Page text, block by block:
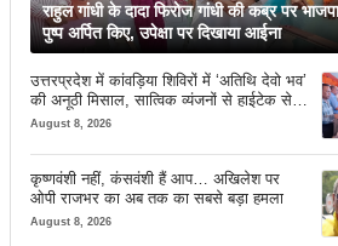
राहुल गांधी के दादा फिरोज गांधी की कब्र पर
पुष्प अर्पित किए, उपेक्षा पर दिखाया आईना
उत्तरप्रदेश में कांवड़िया शिविरों में ‘अतिथि देवो भव’
की अनूठी मिसाल, सात्विक व्यंजनों से हाईटेक सेवा
तक खास इंतजाम
August 8, 2026
कृष्णवंशी नहीं, कंसवंशी हैं आप… अखिलेश पर
ओपी राजभर का अब तक का सबसे बड़ा हमला
August 8, 2026